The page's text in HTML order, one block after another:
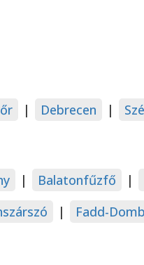
| Debrecen |
| Balatonfűzfő |
| Fadd-